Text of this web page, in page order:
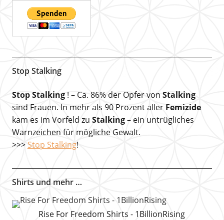
Stop Stalking
Stop Stalking! – Ca. 86% der Opfer von Stalking
sind Frauen. In mehr als 90 Prozent aller Femizide
kam es im Vorfeld zu Stalking– ein untrügliches
Warnzeichen für mögliche Gewalt.
>>>Stop Stalking!
Shirts und mehr …
Rise For Freedom Shirts - 1BillionRising